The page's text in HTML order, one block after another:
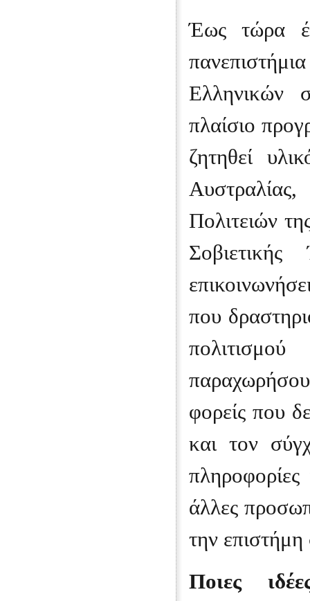
Έως τώρα
Ελληνικών
πλαίσιο
ζητηθεί
Πολιτειών
που
φορείς που
και τον
άλλες
την
Ποιες